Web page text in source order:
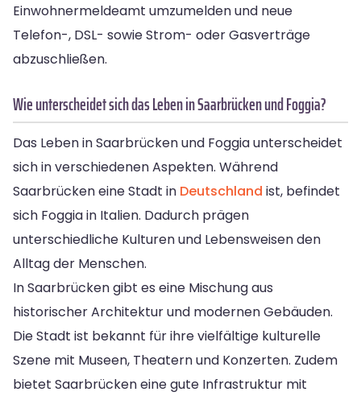
Einwohnermeldeamt umzumelden und neue
Telefon-, DSL- sowie Strom- oder Gasverträge
abzuschließen.
Wie unterscheidet sich das Leben in Saarbrücken und Foggia?
Das Leben in Saarbrücken und Foggia unterscheidet
sich in verschiedenen Aspekten. Während
Saarbrücken eine Stadt in Deutschland ist, befindet
sich Foggia in Italien. Dadurch prägen
unterschiedliche Kulturen und Lebensweisen den
Alltag der Menschen.
In Saarbrücken gibt es eine Mischung aus
historischer Architektur und modernen Gebäuden.
Die Stadt ist bekannt für ihre vielfältige kulturelle
Szene mit Museen, Theatern und Konzerten. Zudem
bietet Saarbrücken eine gute Infrastruktur mit